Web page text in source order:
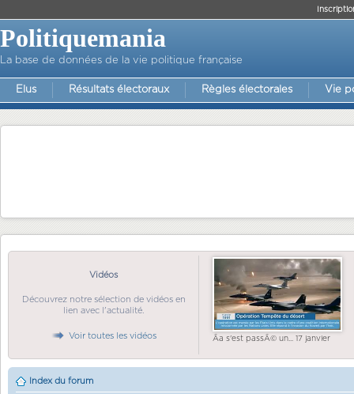
Politiquemania
La base de données de la vie politique française
Elus Résultats électoraux Règles électorales Vie
Vidéos
Découvrez notre sélection de vidéos en
lien avec l'actualité.
Voir toutes les vidéos Ãa s'est passÃ© un... 17 janvier
Index du forum